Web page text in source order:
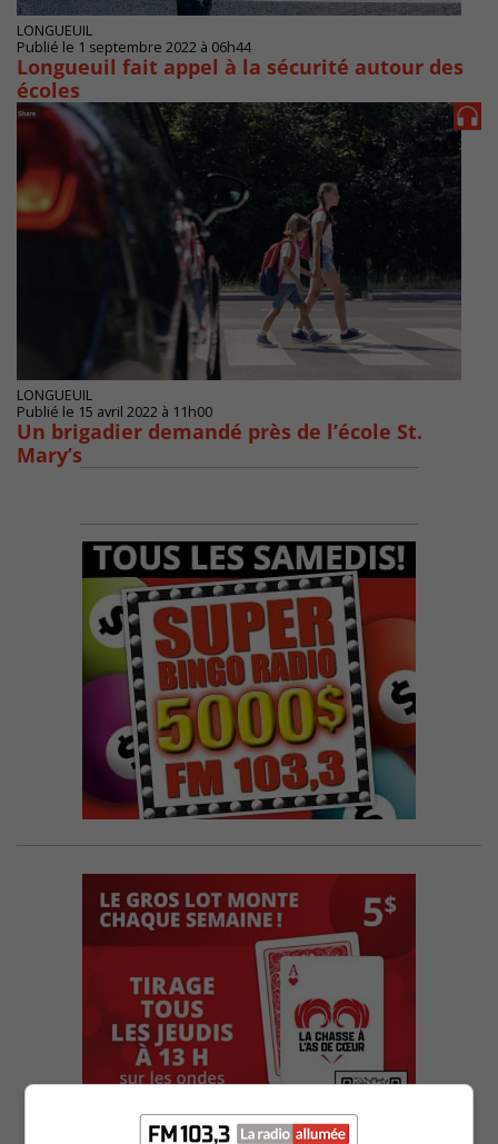
LONGUEUIL
Publié le 1 septembre 2022 à 06h44
Longueuil fait appel à la sécurité autour des
écoles
LONGUEUIL
Publié le 15 avril 2022 à 11h00
Un brigadier demandé près de l’école St.
Mary’s